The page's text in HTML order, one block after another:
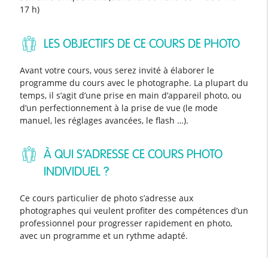
17 h)
LES OBJECTIFS DE CE COURS DE PHOTO
Avant votre cours, vous serez invité à élaborer le
programme du cours avec le photographe. La plupart du
temps, il s’agit d’une prise en main d’appareil photo, ou
d’un perfectionnement à la prise de vue (le mode
manuel, les réglages avancées, le flash …).
À QUI S’ADRESSE CE COURS PHOTO
INDIVIDUEL ?
Ce cours particulier de photo s’adresse aux
photographes qui veulent profiter des compétences d’un
professionnel pour progresser rapidement en photo,
avec un programme et un rythme adapté.